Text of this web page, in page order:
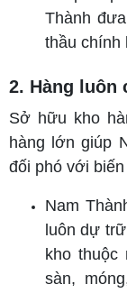
Thành
thầu chính
2. Hàng luôn
Sở hữu kho
hàng lớn giúp
đối phó với
Nam
luôn dự
kho
sàn,